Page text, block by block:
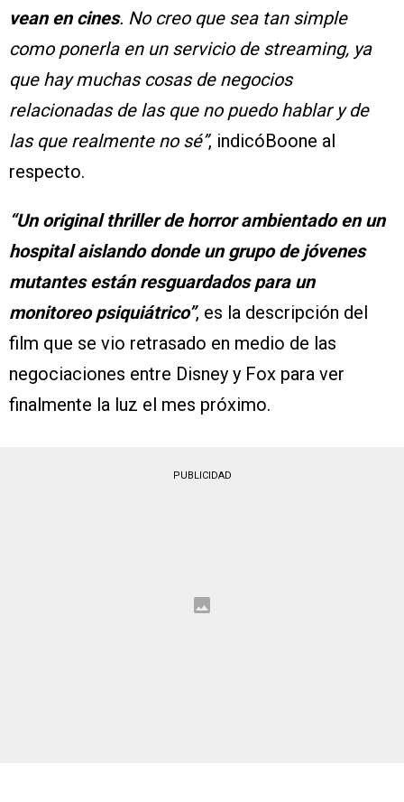
vean en cines. No creo que sea tan simple
como ponerla en un servicio de streaming, ya
que hay muchas cosas de negocios
relacionadas de las que no puedo hablar y de
las que realmente no sé”, indicóBoone al
respecto.
“Un original thriller de horror ambientado en un
hospital aislando donde un grupo de jóvenes
mutantes están resguardados para un
monitoreo psiquiátrico”, es la descripción del
film que se vio retrasado en medio de las
negociaciones entre Disney y Fox para ver
finalmente la luz el mes próximo.
PUBLICIDAD